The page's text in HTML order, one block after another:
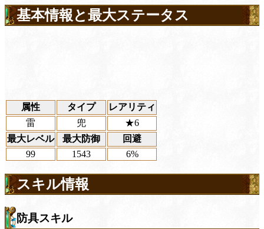
基本情報と最大ステータス
属性 タイプ
レアリティ
雷
兜
★6
最大レベル
最大防御
回避
99
1543 6%
スキル情報
防具スキル